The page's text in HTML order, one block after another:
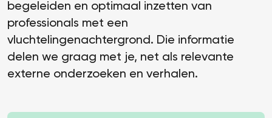
begeleiden en optimaal inzetten van
professionals met een
vluchtelingenachtergrond. Die informatie
delen we graag met je, net als relevante
externe onderzoeken en verhalen.